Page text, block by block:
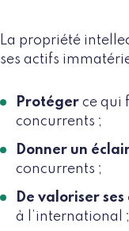
La propriété
ses actifs
Protéger ce qui
concurrents ;
Donner un
concurrents ;
De valoriser ses
à l’international ;